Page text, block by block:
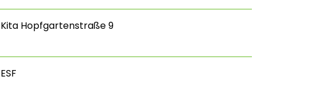
Kita Hopfgartenstraße 9
ESF